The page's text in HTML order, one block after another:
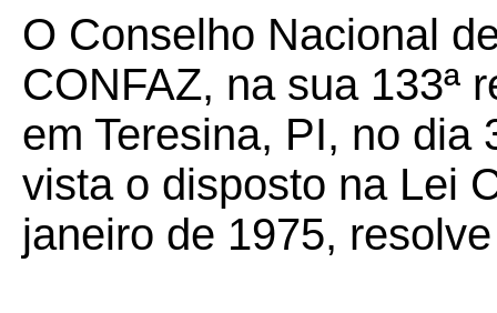
O Conselho Nacional
CONFAZ, na sua 133ª
em Teresina, PI, no dia
vista o disposto na Lei
janeiro de 1975,